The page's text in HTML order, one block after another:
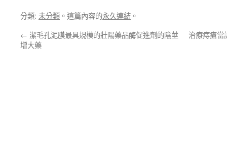
分類: 未分類 。這篇內容的永久連結 。
← 潔毛孔泥膜最具規模的壯陽藥品酶促進劑的陰莖
增大藥
治療痔瘡當